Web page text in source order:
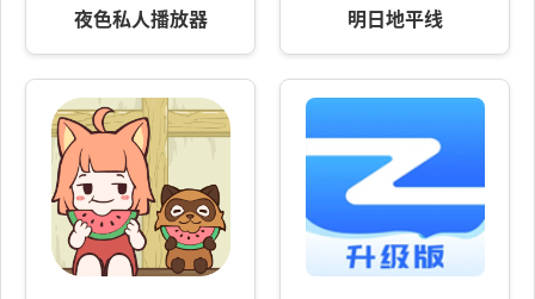
夜色私人播放器 明日地平线